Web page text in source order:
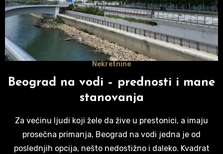
Nekretnine
Beograd na vodi – prednosti i mane
stanovanja
Za većinu ljudi koji žele da žive u prestonici, a imaju
prosečna primanja, Beograd na vodi jedna je od
poslednjih opcija, nešto nedostižno i daleko. Kvadrat